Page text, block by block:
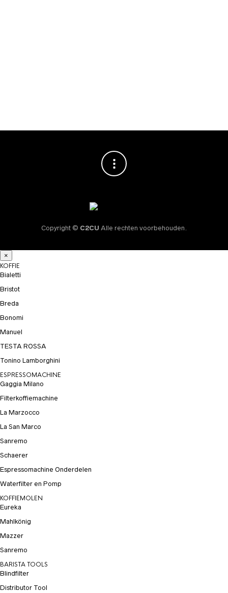
Copyright © C2CU Alle rechten voorbehouden.
×
KOFFIE
Bialetti
Bristot
Breda
Bonomi
Manuel
TESTA ROSSA
Tonino Lamborghini
ESPRESSOMACHINE
Gaggia Milano
Filterkoffiemachine
La Marzocco
La San Marco
Sanremo
Schaerer
Espressomachine Onderdelen
Waterfilter en Pomp
KOFFIEMOLEN
Eureka
Mahlkönig
Mazzer
Sanremo
BARISTA TOOLS
Blindfilter
Distributor Tool